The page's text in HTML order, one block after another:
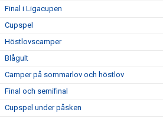
Final i Ligacupen
Cupspel
Höstlovscamper
Blågult
Camper på sommarlov och höstlov
Final och semifinal
Cupspel under påsken